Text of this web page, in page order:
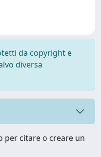
da copyright e
diversa
per citare o creare un